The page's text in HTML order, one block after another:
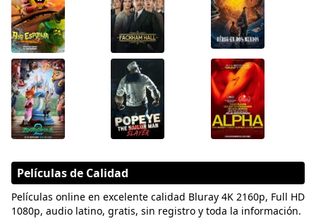
Películas de Calidad
Películas online en excelente calidad Bluray 4K 2160p, Full HD
1080p, audio latino, gratis, sin registro y toda la información.